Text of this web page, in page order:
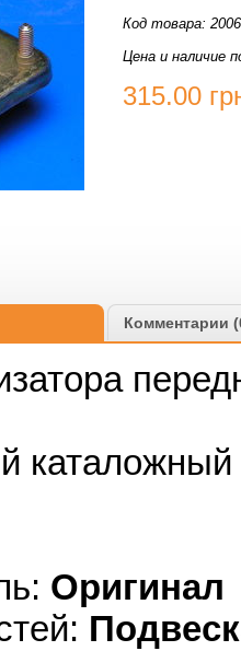
Код товара:
Цена и наличие
315.00
Комментарии
Оригинал